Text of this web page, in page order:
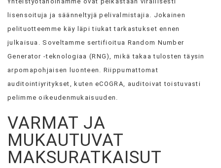
lisensoituja ja säänneltyjä pelivalmistajia. Jokainen
pelituotteemme käy läpi tiukat tarkastukset ennen
julkaisua. Soveltamme sertifioitua Random Number
Generator -teknologiaa (RNG), mikä takaa tulosten täysin
arpomapohjaisen luonteen. Riippumattomat
auditointiyritykset, kuten eCOGRA, auditoivat toistuvasti
pelimme oikeudenmukaisuuden.
VARMAT JA
MUKAUTUVAT
MAKSURATKAISUT